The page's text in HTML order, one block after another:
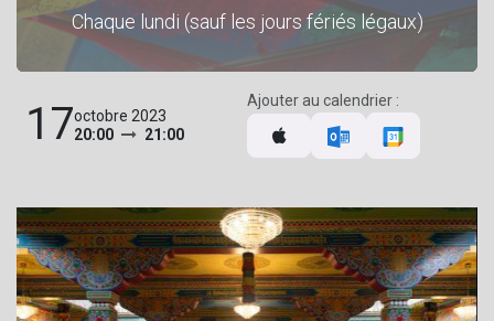
Chaque lundi (sauf les jours fériés légaux)
17octobre 2023
20:00
21:00
Ajouter au calendrier :